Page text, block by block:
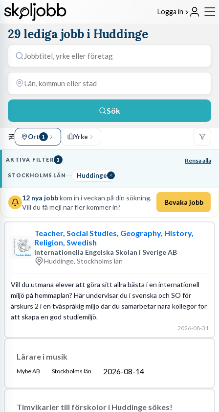
Logga in
29 lediga jobb i Huddinge
Sök
Ort 1 Yrke
AKTIVA FILTER 1 Rensa alla
STOCKHOLMS LÄN Huddinge
12 nya jobbkom in i veckan på din sökning.
Vill du få mejl när fler kommer in?
Bevaka jobb
Teacher, Social Studies, Geography, History,
Religion, Swedish
Internationella Engelska Skolan i Sverige AB
Huddinge, Stockholms län
Vill du utmana elever att göra sitt allra bästa i en internationell
miljö på hemmaplan? Här undervisar du i svenska och SO för
årskurs 2 i en tvåspråkig miljö där du samarbetar nära kollegor för
att skapa en god studiemiljö.
2026-08-31
Lärare i musik
Mybe AB Stockholms län 2026-08-14
Timvikarier till förskolor i Huddinge sökes!